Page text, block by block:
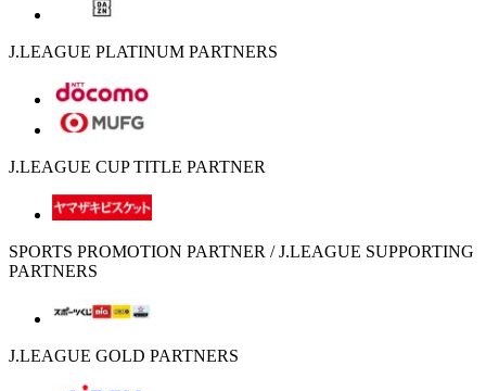
J.LEAGUE PLATINUM PARTNERS
J.LEAGUE CUP TITLE PARTNER
SPORTS PROMOTION PARTNER / J.LEAGUE SUPPORTING
PARTNERS
J.LEAGUE GOLD PARTNERS